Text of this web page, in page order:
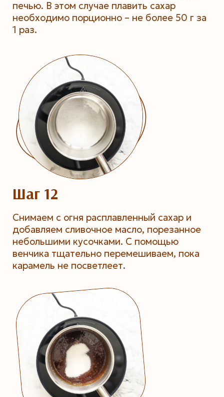
печью. В этом случае плавить сахар
необходимо порционно – не более 50 г за
1 раз.
Шаг 12
Снимаем с огня расплавленный сахар и
добавляем сливочное масло, порезанное
небольшими кусочками. С помощью
венчика тщательно перемешиваем, пока
карамель не посветлеет.